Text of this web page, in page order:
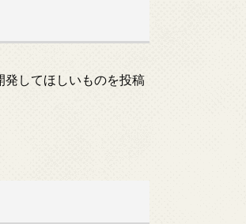
発してほしいものを投稿